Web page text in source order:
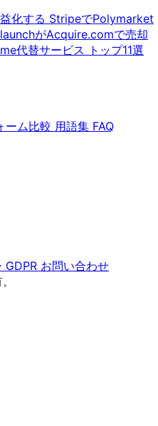
化する StripeでPolymarket
がAcquire.comで売却
代替サービス トップ11選
ーム比較 用語集 FAQ
GDPR お問い合わせ